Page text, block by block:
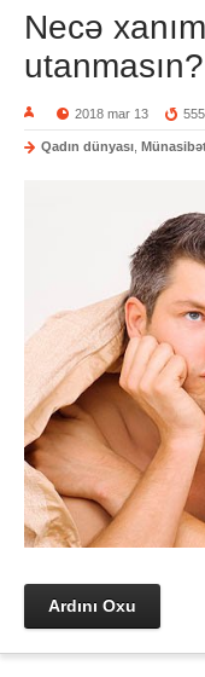
Necə
utanmasın?
2018 mar 13
Qadın dünyası
Ardını Oxu